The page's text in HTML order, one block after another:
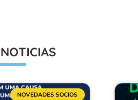
NOVEDADES SOCIOS